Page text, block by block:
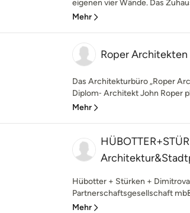
eigenen vier Wände. Das
Mehr
Roper Architekten
Das Architekturbüro „Roper
Diplom‑ Architekt John Roper
Mehr
Hübotter + Stürken +
Partnerschaftsgesellschaft
Mehr